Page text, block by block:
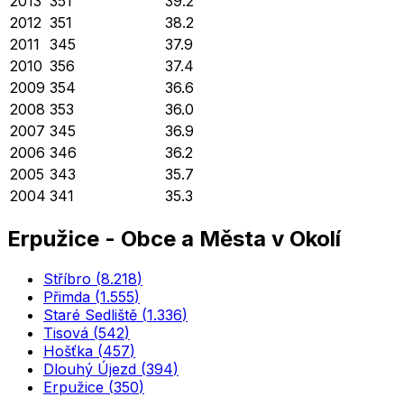
2012 351
38.2
2011 345
37.9
2010 356
37.4
2009 354
36.6
2008 353
36.0
2007 345
36.9
2006 346
36.2
2005 343
35.7
2004 341 35.3
Erpužice - Obce a Města v Okolí
Stříbro (8.218)
Přimda (1.555)
Staré Sedliště (1.336)
Tisová (542)
Hošťka (457)
Dlouhý Újezd (394)
Erpužice (350)